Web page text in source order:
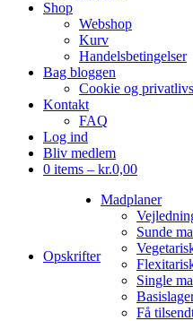
Shop
Webshop
Kurv
Handelsbetingelser
Bag bloggen
Cookie og
Kontakt
FAQ
Log ind
Bliv medlem
0 items – kr.0,00
Opskrifter
Madplaner
Sunde
Single
Få